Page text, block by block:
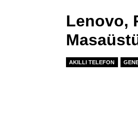
Lenovo,
AKILLI TELEFON